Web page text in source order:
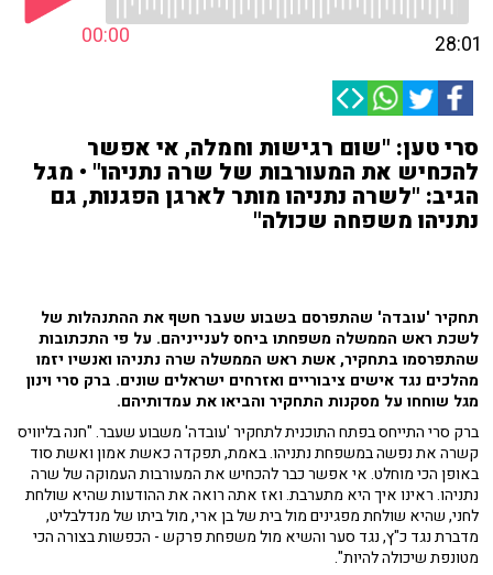
00:00 28:01
סרי טען: "שום רגישות וחמלה, אי אפשר
להכחיש את המעורבות של שרה נתניהו" • מגל
הגיב: "לשרה נתניהו מותר לארגן הפגנות, גם
נתניהו משפחה שכולה"
תחקיר 'עובדה' שהתפרסם בשבוע שעבר חשף את ההתנהלות של
לשכת ראש הממשלה משפחתו ביחס לענייניהם. על פי התכתובות
שהתפרסמו בתחקיר, אשת ראש הממשלה שרה נתניהו ואנשיו יזמו
מהלכים נגד אישים ציבוריים ואזרחים ישראלים שונים. ברק סרי וינון
מגל שוחחו על מסקנות התחקיר והביאו את עמדותיהם.
ברק סרי התייחס בפתח התוכנית לתחקיר 'עובדה' משבוע שעבר. "חנה בליוויס
קשרה את נפשה במשפחת נתניהו. באמת, תפקדה כאשת אמון ואשת סוד
באופן הכי מוחלט. אי אפשר כבר להכחיש את המעורבות העמוקה של שרה
נתניהו. ראינו איך היא מתערבת. ואז אתה רואה את ההודעות שהיא שולחת
לחני, שהיא שולחת מפגינים מול בית של בן ארי, מול ביתו של מנדלבליט,
מדברת נגד כ"ץ, נגד סער והשיא מול משפחת פרקש - הכפשות בצורה הכי
מטונפת שיכולה להיות".